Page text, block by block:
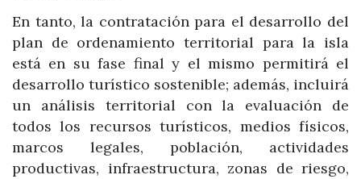
En tanto, la contratación para el desarrollo del
plan de ordenamiento territorial para la isla
está en su fase final y el mismo permitirá el
desarrollo turístico sostenible; además, incluirá
un análisis territorial con la evaluación de
todos los recursos turísticos, medios físicos,
marcos legales, población, actividades
productivas, infraestructura, zonas de riesgo,